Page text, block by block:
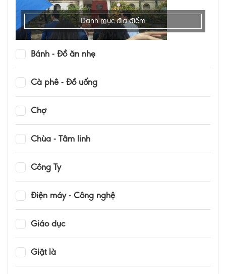
Danh mục địa điểm
Bánh - Đồ ăn nhẹ
Cà phê - Đồ uống
Chợ
Chùa - Tâm linh
Công Ty
Điện máy - Công nghệ
Giáo dục
Giặt là